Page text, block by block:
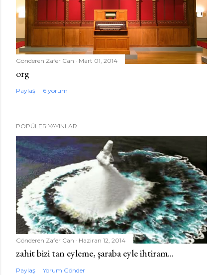
Gönderen Zafer Can Mart 01, 2014
org
Paylaş 6 yorum
POPÜLER YAYINLAR
Gönderen Zafer Can Haziran 12, 2014
zahit bizi tan eyleme, şaraba eyle ihtiram...
Paylaş Yorum Gönder